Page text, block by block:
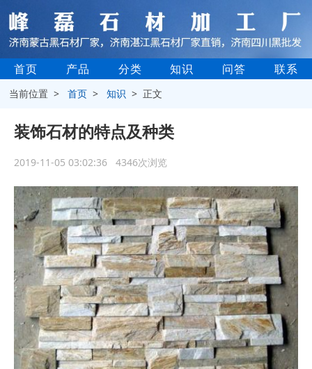
首页 产品 分类 知识 问答 联系
当前位置 >首页 >知识 > 正文
装饰石材的特点及种类
2019-11-05 03:02:36 4346次浏览